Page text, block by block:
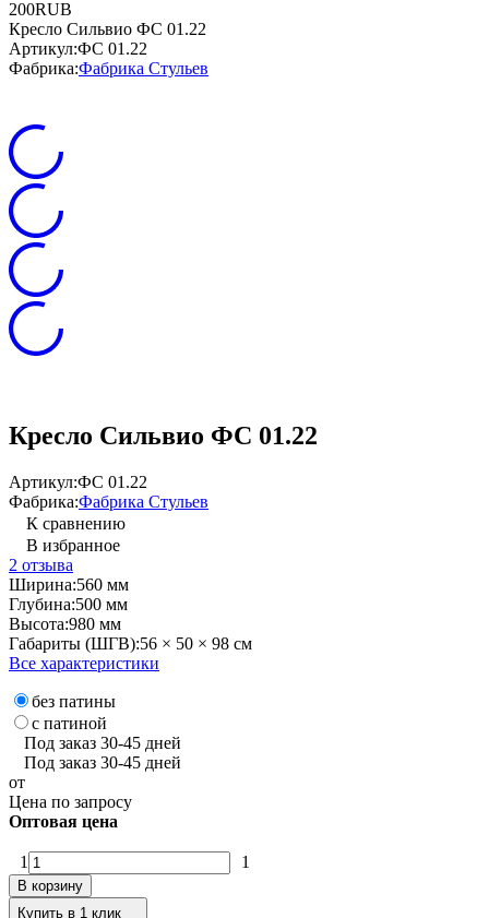
200RUB
Кресло Сильвио ФС 01.22
Артикул:ФС 01.22
Фабрика:Фабрика Стульев
Кресло Сильвио ФС 01.22
Артикул:ФС 01.22
Фабрика:Фабрика Стульев
К сравнению
В избранное
2 отзыва
Ширина:560 мм
Глубина:500 мм
Высота:980 мм
Габариты (ШГВ):56 × 50 × 98 см
Все характеристики
без патины
с патиной
Под заказ 30-45 дней
Под заказ 30-45 дней
от
Цена по запросу
Оптовая цена
1 1
В корзину
Купить в 1 клик